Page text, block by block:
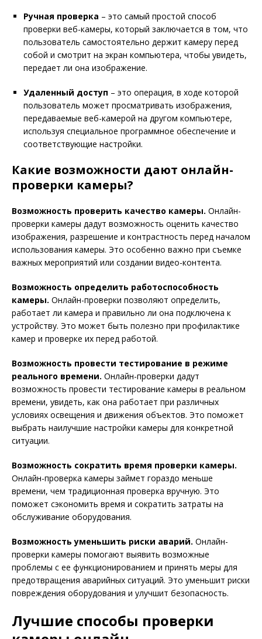
Ручная проверка – это самый простой способ
проверки веб-камеры, который заключается в том, что
пользователь самостоятельно держит камеру перед
собой и смотрит на экран компьютера, чтобы увидеть,
передает ли она изображение.
Удаленный доступ – это операция, в ходе которой
пользователь может просматривать изображения,
передаваемые веб-камерой на другом компьютере,
используя специальное программное обеспечение и
соответствующие настройки.
Какие возможности дают онлайн-
проверки камеры?
Возможность проверить качество камеры. Онлайн-
проверки камеры дадут возможность оценить качество
изображения, разрешение и контрастность перед началом
использования камеры. Это особенно важно при съемке
важных мероприятий или создании видео-контента.
Возможность определить работоспособность
камеры. Онлайн-проверки позволяют определить,
работает ли камера и правильно ли она подключена к
устройству. Это может быть полезно при профилактике
камер и проверке их перед работой.
Возможность провести тестирование в режиме
реального времени. Онлайн-проверки дадут
возможность провести тестирование камеры в реальном
времени, увидеть, как она работает при различных
условиях освещения и движения объектов. Это поможет
выбрать наилучшие настройки камеры для конкретной
ситуации.
Возможность сократить время проверки камеры.
Онлайн-проверка камеры займет гораздо меньше
времени, чем традиционная проверка вручную. Это
поможет сэкономить время и сократить затраты на
обслуживание оборудования.
Возможность уменьшить риски аварий. Онлайн-
проверки камеры помогают выявить возможные
проблемы с ее функционированием и принять меры для
предотвращения аварийных ситуаций. Это уменьшит риски
повреждения оборудования и улучшит безопасность.
Лучшие способы проверки